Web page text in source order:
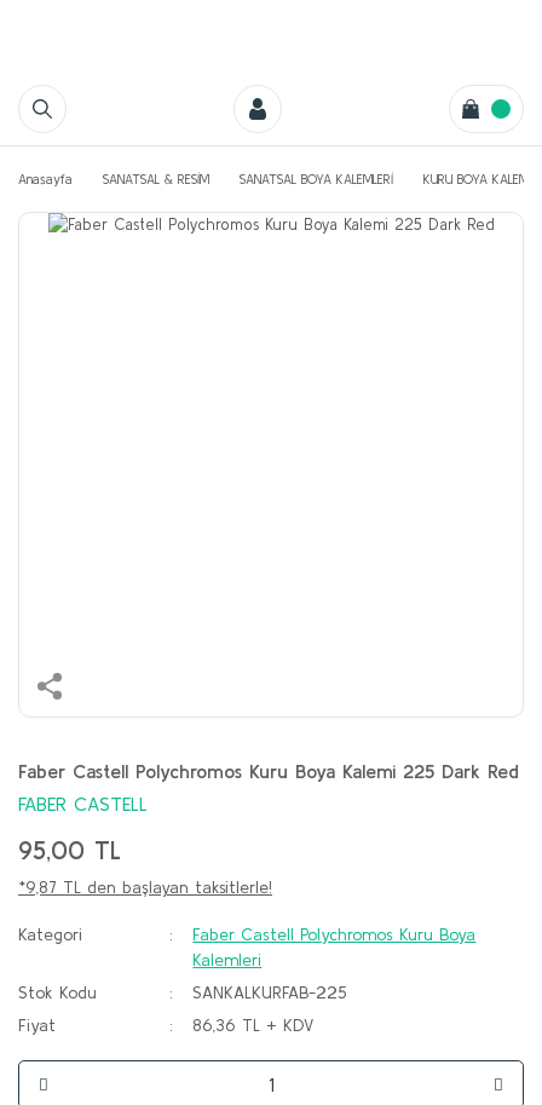
Anasayfa SANATSAL & RESİM SANATSAL BOYA KALEMLERİ KURU BOYA
Faber Castell Polychromos Kuru Boya Kalemi 225 Dark Red
FABER CASTELL
95,00 TL
*9,87 TL den başlayan taksitlerle!
Kategori
Faber Castell Polychromos Kuru Boya
Kalemleri
Stok Kodu
SANKALKURFAB-225
Fiyat
86,36 TL + KDV